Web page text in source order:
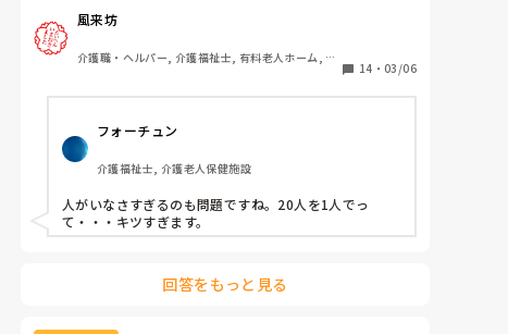
終えると、今度は食事介助に入る。自分が担当のとき
はほぼ時間通りに回せるのだが、スタッフによっては
全然時間に間に合わず朝から業務が崩壊する日もあ
る。
遣さんが入ってきても1日で辞めることが多い。
新人スタッフも半年以内には夜勤を始めることになっ
ているが、1年経っても力量不足で夜勤に入る許可が
降りないスタッフも。
ここ１年はぐらいは他の施設から移動してきたトレー
ナークラスのスタッフしか夜勤できるスタッフは増え
自分もほぼ夜勤で月に10回ぐらい夜勤に入っている。
風来坊
介護職・ヘルパー, 介護福祉士, 有料老人ホーム, 介
14 ・ 03/06
フォーチュン
介護福祉士, 介護老人保健施設
人がいなさすぎるのも問題ですね。20人を1人でっ
て・・・キツすぎます。
回答をもっと見る